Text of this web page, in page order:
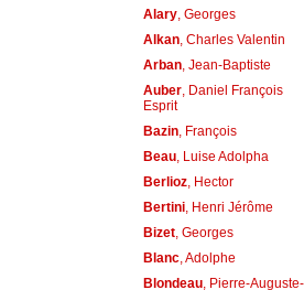
Alary, Georges
Alkan, Charles Valentin
Arban, Jean-Baptiste
Auber, Daniel François
Esprit
Bazin, François
Beau, Luise Adolpha
Berlioz, Hector
Bertini, Henri Jérôme
Bizet, Georges
Blanc, Adolphe
Blondeau, Pierre-Auguste-